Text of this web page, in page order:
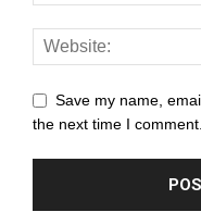
Save my name,
the next time I comment.